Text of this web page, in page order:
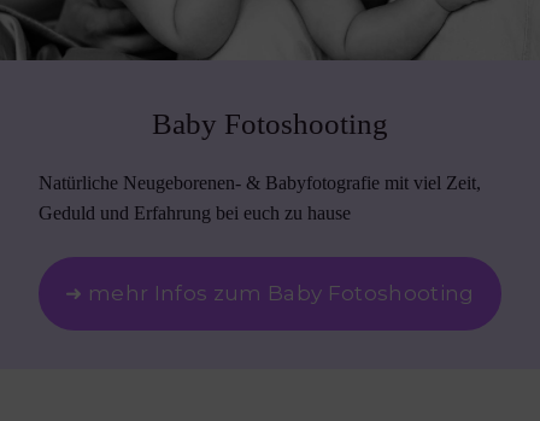
Baby Fotoshooting
Natürliche Neugeborenen- & Babyfotografie mit viel Zeit,
Geduld und Erfahrung bei euch zu hause
➜ mehr Infos zum Baby Fotoshooting